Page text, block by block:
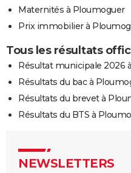
Maternités à Ploumoguer
Prix immobilier à
Tous les résultats
Résultat municipale 2026
Résultats du bac à
Résultats du brevet à
Résultats du BTS à
NEWSLETTERS